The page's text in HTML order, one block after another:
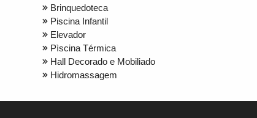
Brinquedoteca
Piscina Infantil
Elevador
Pìscina Térmica
Hall Decorado e Mobiliado
Hidromassagem